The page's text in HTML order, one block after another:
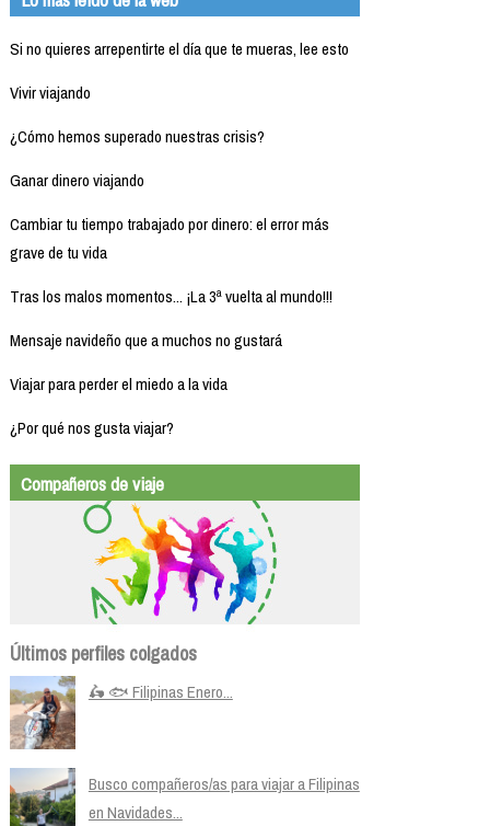
Si no quieres arrepentirte el día que te mueras, lee esto
Vivir viajando
¿Cómo hemos superado nuestras crisis?
Ganar dinero viajando
Cambiar tu tiempo trabajado por dinero: el error más
grave de tu vida
Tras los malos momentos... ¡La 3ª vuelta al mundo!!!
Mensaje navideño que a muchos no gustará
Viajar para perder el miedo a la vida
¿Por qué nos gusta viajar?
Compañeros de viaje
Últimos perfiles colgados
🛵 🐟 Filipinas Enero...
Busco compañeros/as para viajar a Filipinas
en Navidades...